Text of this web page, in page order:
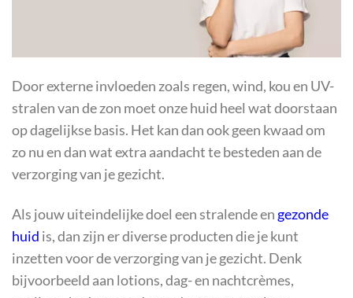
Door externe invloeden zoals regen, wind, kou en UV-
stralen van de zon moet onze huid heel wat doorstaan
op dagelijkse basis. Het kan dan ook geen kwaad om
zo nu en dan wat extra aandacht te besteden aan de
verzorging van je gezicht.
Als jouw uiteindelijke doel een stralende en gezonde
huid is, dan zijn er diverse producten die je kunt
inzetten voor de verzorging van je gezicht. Denk
bijvoorbeeld aan lotions, dag- en nachtcrèmes,